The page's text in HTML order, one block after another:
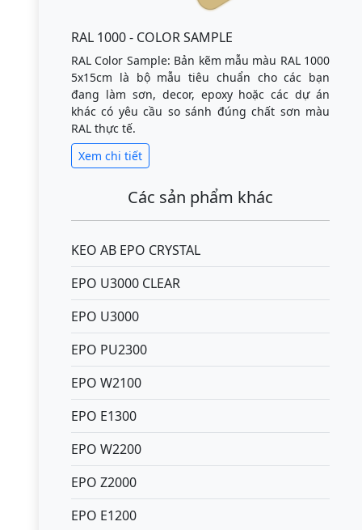
RAL 1000 - COLOR SAMPLE
RAL Color Sample: Bản kẽm mẫu màu RAL 1000
5x15cm là bộ mẫu tiêu chuẩn cho các bạn
đang làm sơn, decor, epoxy hoặc các dự án
khác có yêu cầu so sánh đúng chất sơn màu
RAL thực tế.
Xem chi tiết
Các sản phẩm khác
KEO AB EPO CRYSTAL
EPO U3000 CLEAR
EPO U3000
EPO PU2300
EPO W2100
EPO E1300
EPO W2200
EPO Z2000
EPO E1200